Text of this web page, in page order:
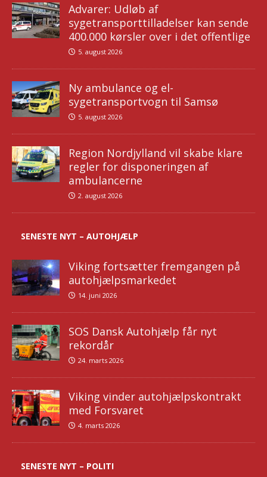
Advarer: Udløb af
sygetransporttilladelser kan sende
400.000 kørsler over i det offentlige
5. august 2026
Ny ambulance og el-
sygetransportvogn til Samsø
5. august 2026
Region Nordjylland vil skabe klare
regler for disponeringen af
ambulancerne
2. august 2026
SENESTE NYT – AUTOHJÆLP
Viking fortsætter fremgangen på
autohjælpsmarkedet
14. juni 2026
SOS Dansk Autohjælp får nyt
rekordår
24. marts 2026
Viking vinder autohjælpskontrakt
med Forsvaret
4. marts 2026
SENESTE NYT – POLITI